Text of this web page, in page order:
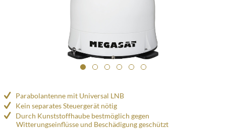
Parabolantenne mit Universal LNB
Kein separates Steuergerät nötig
Durch Kunststoffhaube bestmöglich gegen
Witterungseinflüsse und Beschädigung geschützt